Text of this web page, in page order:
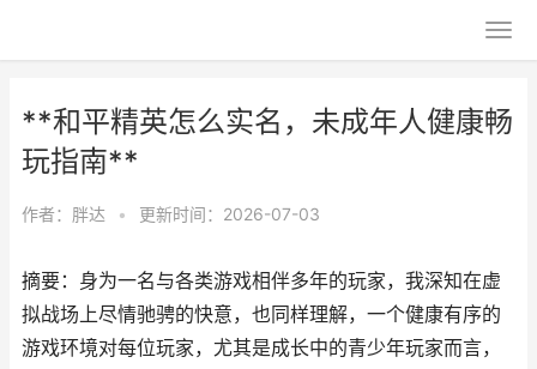
**和平精英怎么实名，未成年人健康畅
玩指南**
作者： 胖达 • 更新时间：2026-07-03
摘要：身为一名与各类游戏相伴多年的玩家，我深知在虚
拟战场上尽情驰骋的快意，也同样理解，一个健康有序的
游戏环境对每位玩家，尤其是成长中的青少年玩家而言，